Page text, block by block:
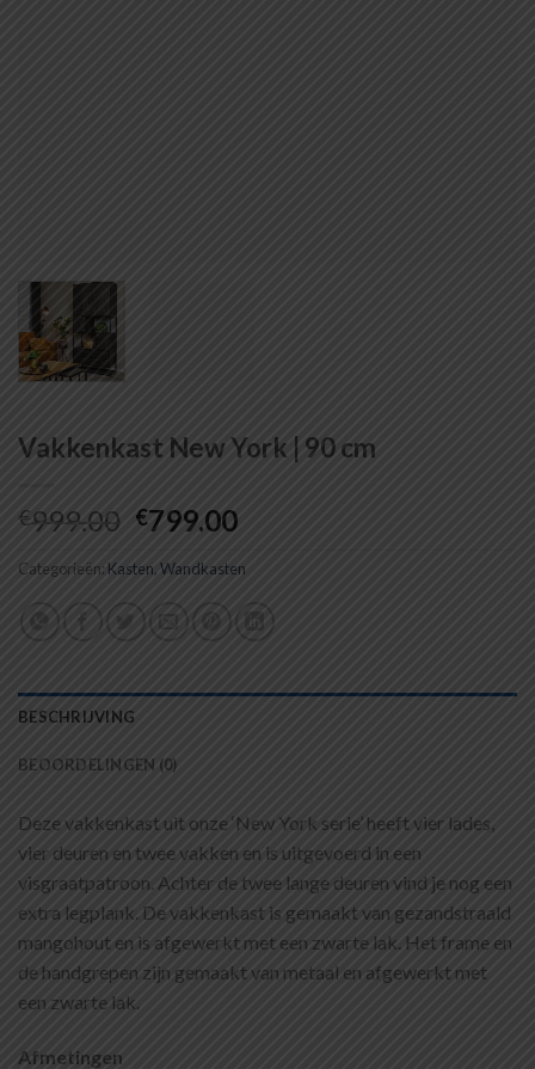
Vakkenkast New York | 90 cm
€999.00 Oorspronkelijke
was:
€999.00.
€799.00Huidige
is:
€799.00.
Categorieën: Kasten,Wandkasten
BESCHRIJVING
BEOORDELINGEN (0)
Deze vakkenkast uit onze ‘New York serie’ heeft vier lades,
vier deuren en twee vakken en is uitgevoerd in een
visgraatpatroon. Achter de twee lange deuren vind je nog een
extra legplank. De vakkenkast is gemaakt van gezandstraald
mangohout en is afgewerkt met een zwarte lak. Het frame en
de handgrepen zijn gemaakt van metaal en afgewerkt met
een zwarte lak.
Afmetingen